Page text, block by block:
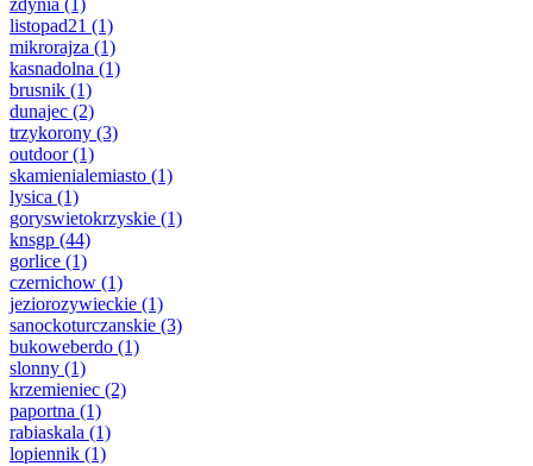
zdynia (1)
listopad21 (1)
mikrorajza (1)
kasnadolna (1)
brusnik (1)
dunajec (2)
trzykorony (3)
outdoor(1)
skamienialemiasto (1)
lysica (1)
goryswietokrzyskie (1)
knsgp (44)
gorlice (1)
czernichow (1)
jeziorozywieckie (1)
sanockoturczanskie (3)
bukoweberdo (1)
slonny (1)
krzemieniec (2)
paportna (1)
rabiaskala (1)
lopiennik (1)